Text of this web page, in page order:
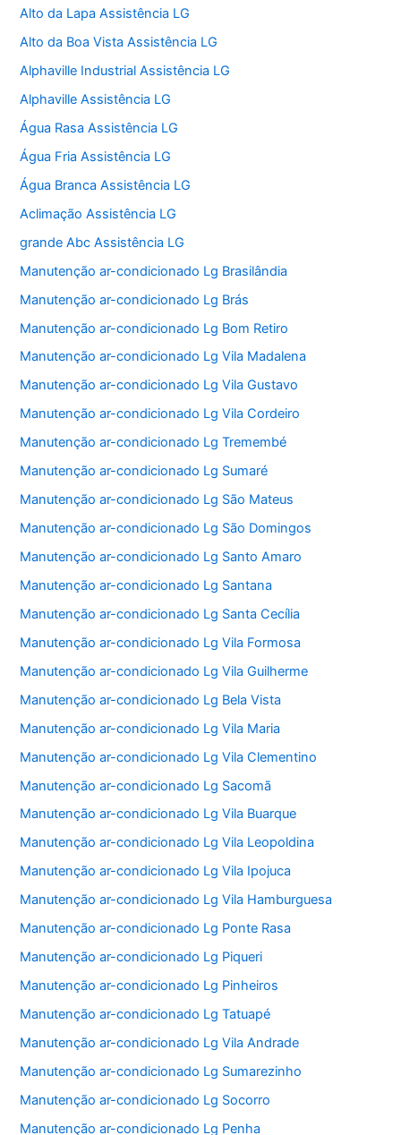
Alto da Lapa Assistência LG
Alto da Boa Vista Assistência LG
Alphaville Industrial Assistência LG
Alphaville Assistência LG
Água Rasa Assistência LG
Água Fria Assistência LG
Água Branca Assistência LG
Aclimação Assistência LG
grande Abc Assistência LG
Manutenção ar-condicionado Lg Brasilândia
Manutenção ar-condicionado Lg Brás
Manutenção ar-condicionado Lg Bom Retiro
Manutenção ar-condicionado Lg Vila Madalena
Manutenção ar-condicionado Lg Vila Gustavo
Manutenção ar-condicionado Lg Vila Cordeiro
Manutenção ar-condicionado Lg Tremembé
Manutenção ar-condicionado Lg Sumaré
Manutenção ar-condicionado Lg São Mateus
Manutenção ar-condicionado Lg São Domingos
Manutenção ar-condicionado Lg Santo Amaro
Manutenção ar-condicionado Lg Santana
Manutenção ar-condicionado Lg Santa Cecília
Manutenção ar-condicionado Lg Vila Formosa
Manutenção ar-condicionado Lg Vila Guilherme
Manutenção ar-condicionado Lg Bela Vista
Manutenção ar-condicionado Lg Vila Maria
Manutenção ar-condicionado Lg Vila Clementino
Manutenção ar-condicionado Lg Sacomã
Manutenção ar-condicionado Lg Vila Buarque
Manutenção ar-condicionado Lg Vila Leopoldina
Manutenção ar-condicionado Lg Vila Ipojuca
Manutenção ar-condicionado Lg Vila Hamburguesa
Manutenção ar-condicionado Lg Ponte Rasa
Manutenção ar-condicionado Lg Piqueri
Manutenção ar-condicionado Lg Pinheiros
Manutenção ar-condicionado Lg Tatuapé
Manutenção ar-condicionado Lg Vila Andrade
Manutenção ar-condicionado Lg Sumarezinho
Manutenção ar-condicionado Lg Socorro
Manutenção ar-condicionado Lg Penha